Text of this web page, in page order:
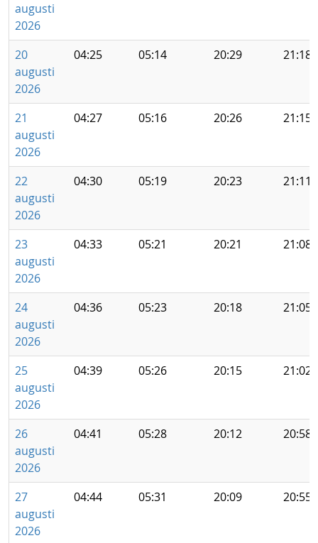
augusti
2026
20
augusti
2026
04:25 05:14 20:29 21:18
21
augusti
2026
04:27 05:16 20:26 21:15
22
augusti
2026
04:30 05:19 20:23 21:11
23
augusti
2026
04:33 05:21 20:21 21:08
24
augusti
2026
04:36 05:23 20:18 21:05
25
augusti
2026
04:39 05:26 20:15 21:02
26
augusti
2026
04:41 05:28 20:12 20:58
27
augusti
2026
04:44 05:31 20:09 20:55